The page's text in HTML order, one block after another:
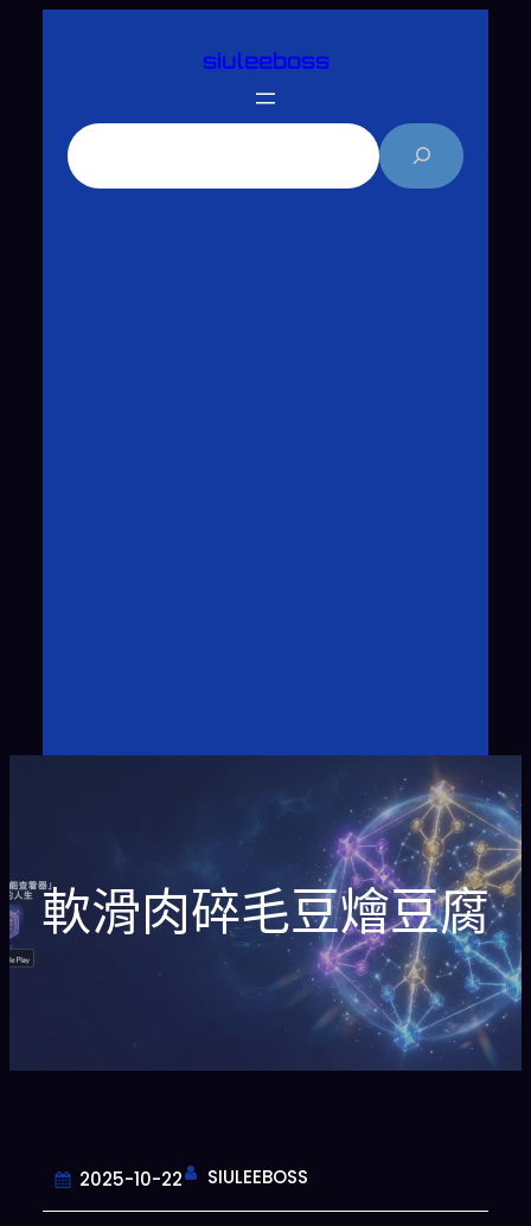
siuleeboss
軟滑肉碎毛豆燴豆腐
2025-10-22 SIULEEBOSS